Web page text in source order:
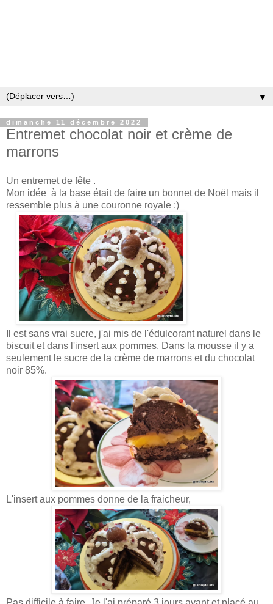
▼
dimanche 11 décembre 2022
Entremet chocolat noir et crème de
marrons
Un entremet de fête .
Mon idée à la base était de faire un bonnet de Noël mais il
ressemble plus à une couronne royale :)
Il est sans vrai sucre, j'ai mis de l'édulcorant naturel dans le
biscuit et dans l'insert aux pommes. Dans la mousse il y a
seulement le sucre de la crème de marrons et du chocolat
noir 85%.
L'insert aux pommes donne de la fraicheur,